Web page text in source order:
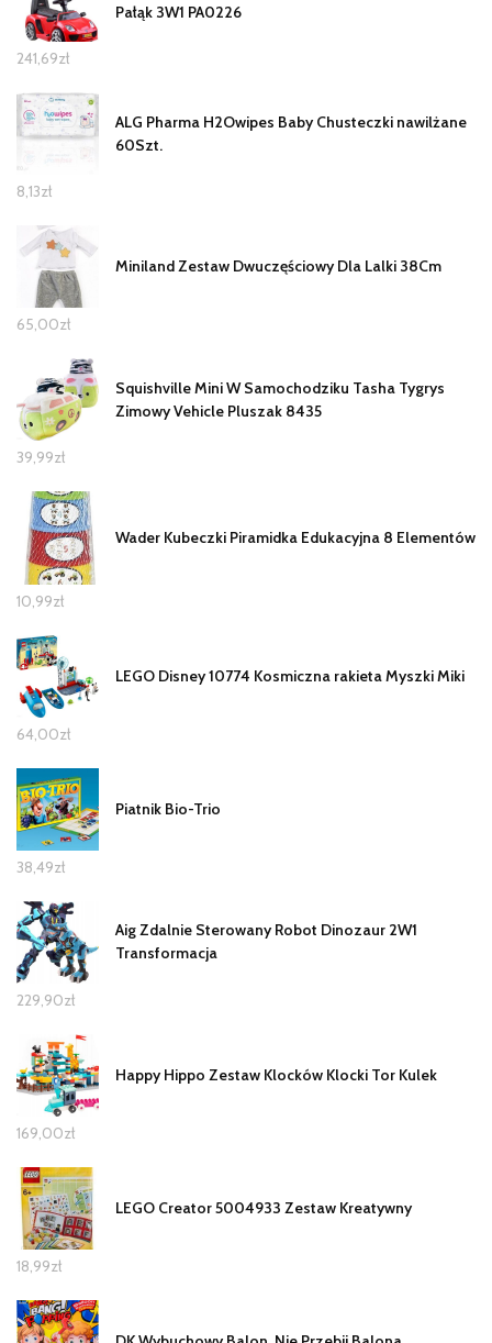
Pałąk 3W1 PA0226
241,69zł
ALG Pharma H2Owipes Baby Chusteczki nawilżane
60Szt.
8,13zł
Miniland Zestaw Dwuczęściowy Dla Lalki 38Cm
65,00zł
Squishville Mini W Samochodziku Tasha Tygrys
Zimowy Vehicle Pluszak 8435
39,99zł
Wader Kubeczki Piramidka Edukacyjna 8 Elementów
10,99zł
LEGO Disney 10774 Kosmiczna rakieta Myszki Miki
64,00zł
Piatnik Bio-Trio
38,49zł
Aig Zdalnie Sterowany Robot Dinozaur 2W1
Transformacja
229,90zł
Happy Hippo Zestaw Klocków Klocki Tor Kulek
169,00zł
LEGO Creator 5004933 Zestaw Kreatywny
18,99zł